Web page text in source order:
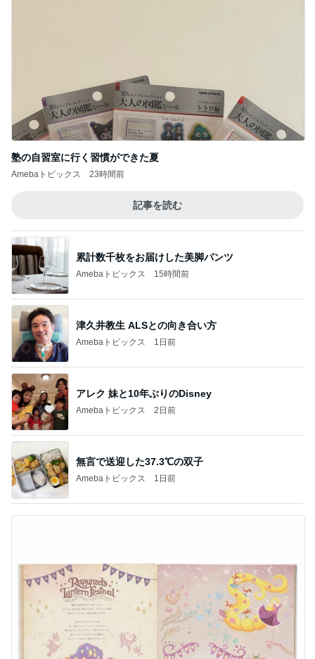
塾の自習室に行く習慣ができた夏
Amebaトピックス 23時間前
記事を読む
累計数千枚をお届けした美脚パンツ
Amebaトピックス 15時間前
津久井教生 ALSとの向き合い方
Amebaトピックス 1日前
アレク 妹と10年ぶりのDisney
Amebaトピックス 2日前
無言で送迎した37.3℃の双子
Amebaトピックス 1日前